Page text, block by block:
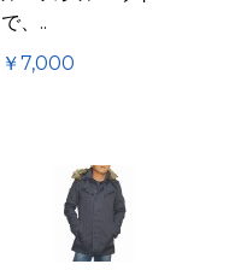
で、..
￥7,000